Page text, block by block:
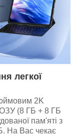
легкої
2K
(8 ГБ + 8 ГБ
пам'яті з
На Вас чекає